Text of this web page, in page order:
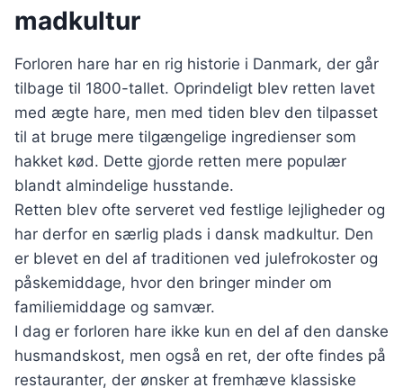
madkultur
Forloren hare har en rig historie i Danmark, der går
tilbage til 1800-tallet. Oprindeligt blev retten lavet
med ægte hare, men med tiden blev den tilpasset
til at bruge mere tilgængelige ingredienser som
hakket kød. Dette gjorde retten mere populær
blandt almindelige husstande.
Retten blev ofte serveret ved festlige lejligheder og
har derfor en særlig plads i dansk madkultur. Den
er blevet en del af traditionen ved julefrokoster og
påskemiddage, hvor den bringer minder om
familiemiddage og samvær.
I dag er forloren hare ikke kun en del af den danske
husmandskost, men også en ret, der ofte findes på
restauranter, der ønsker at fremhæve klassiske